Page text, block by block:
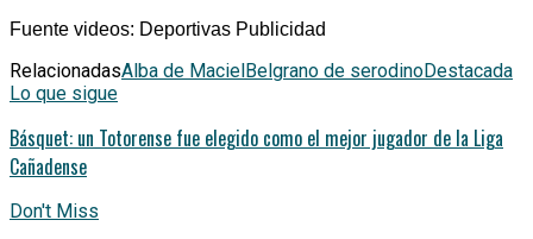
Fuente videos: Deportivas Publicidad
RelacionadasAlba de MacielBelgrano de serodinoDestacada
Lo que sigue
Básquet: un Totorense fue elegido como el mejor jugador de la Liga
Cañadense
Don't Miss